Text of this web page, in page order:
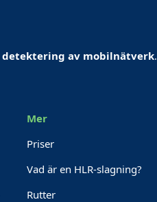
detektering av mobilnätverk.
Mer
Priser
Vad är en HLR-slagning?
Rutter